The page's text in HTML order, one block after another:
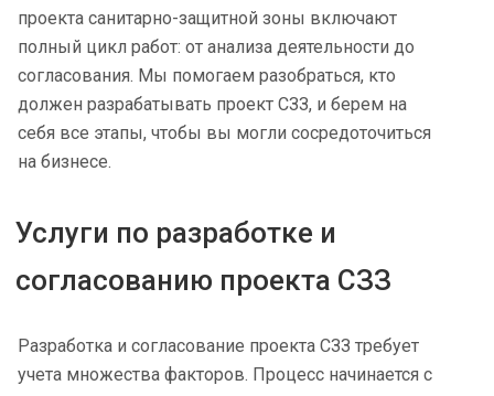
проекта санитарно-защитной зоны включают
полный цикл работ: от анализа деятельности до
согласования. Мы помогаем разобраться, кто
должен разрабатывать проект СЗЗ, и берем на
себя все этапы, чтобы вы могли сосредоточиться
на бизнесе.
Услуги по разработке и
согласованию проекта СЗЗ
Разработка и согласование проекта СЗЗ требует
учета множества факторов. Процесс начинается с